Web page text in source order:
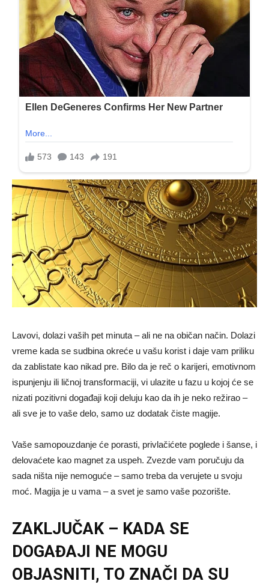
Lavovi, dolazi vaših pet minuta – ali ne na običan način. Dolazi
vreme kada se sudbina okreće u vašu korist i daje vam priliku
da zablistate kao nikad pre. Bilo da je reč o karijeri, emotivnom
ispunjenju ili ličnoj transformaciji, vi ulazite u fazu u kojoj će se
nizati pozitivni događaji koji deluju kao da ih je neko režirao –
ali sve je to vaše delo, samo uz dodatak čiste magije.
Vaše samopouzdanje će porasti, privlačićete poglede i šanse, i
delovaćete kao magnet za uspeh. Zvezde vam poručuju da
sada ništa nije nemoguće – samo treba da verujete u svoju
moć. Magija je u vama – a svet je samo vaše pozorište.
ZAKLJUČAK – KADA SE
DOGAĐAJI NE MOGU
OBJASNITI, TO ZNAČI DA SU